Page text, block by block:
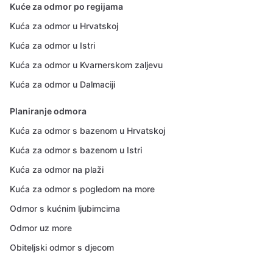
Kuće za odmor po regijama
Kuća za odmor u Hrvatskoj
Kuća za odmor u Istri
Kuća za odmor u Kvarnerskom zaljevu
Kuća za odmor u Dalmaciji
Planiranje odmora
Kuća za odmor s bazenom u Hrvatskoj
Kuća za odmor s bazenom u Istri
Kuća za odmor na plaži
Kuća za odmor s pogledom na more
Odmor s kućnim ljubimcima
Odmor uz more
Obiteljski odmor s djecom